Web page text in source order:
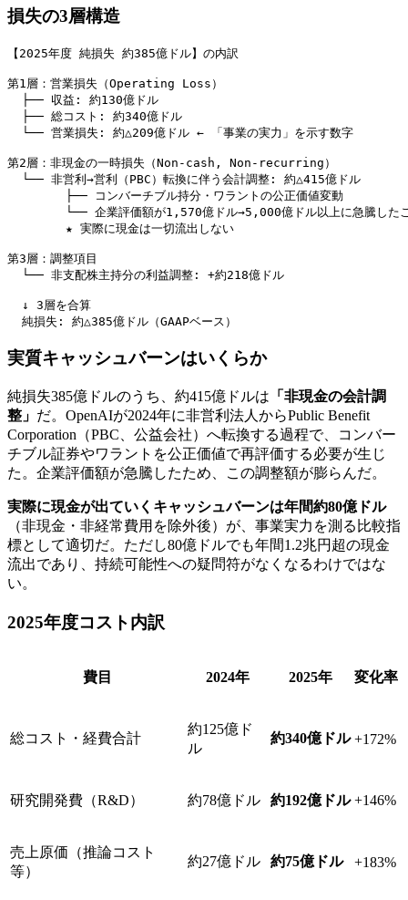
損失の3層構造
【2025年度 純損失 約385億ドル】の内訳
第1層：営業損失（Operating Loss）
  ├── 収益: 約130億ドル
  ├── 総コスト: 約340億ドル
  └── 営業損失: 約△209億ドル ← 「事業の実力」を示す数字
第2層：非現金の一時損失（Non-cash, Non-recurring）
  └── 非営利→営利（PBC）転換に伴う会計調整: 約△415億ドル
        ├── コンバーチブル持分・ワラントの公正価値変動
└── 企業評価額が1,570億ドル→5,000億ドル以上に急騰した
        ★ 実際に現金は一切流出しない
第3層：調整項目
  └── 非支配株主持分の利益調整: +約218億ドル
  ↓ 3層を合算
  純損失: 約△385億ドル（GAAPベース）
実質キャッシュバーンはいくらか
純損失385億ドルのうち、約415億ドルは 「非現金の会計調
整」 だ。OpenAIが2024年に非営利法人からPublic Benefit
Corporation（PBC、公益会社）へ転換する過程で、コンバー
チブル証券やワラントを公正価値で再評価する必要が生じ
た。企業評価額が急騰したため、この調整額が膨らんだ。
実際に現金が出ていくキャッシュバーンは年間約80億ドル
（非現金・非経常費用を除外後）が、事業実力を測る比較指
標として適切だ。ただし80億ドルでも年間1.2兆円超の現金
流出であり、持続可能性への疑問符がなくなるわけではな
い。
2025年度コスト内訳
費目 2024年 2025年 変化率
総コスト・経費合計
約125億ド
ル
約340億ドル +172%
研究開発費（R&D） 約78億ドル 約192億ドル +146%
売上原価（推論コスト
等）
約27億ドル 約75億ドル +183%